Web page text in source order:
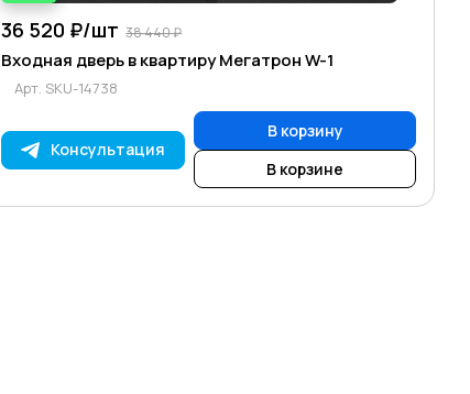
36 520 ₽/шт 38 440 ₽
Входная дверь в квартиру Мегатрон W-1
Арт. SKU-14738
Консультация
В корзину
В корзине